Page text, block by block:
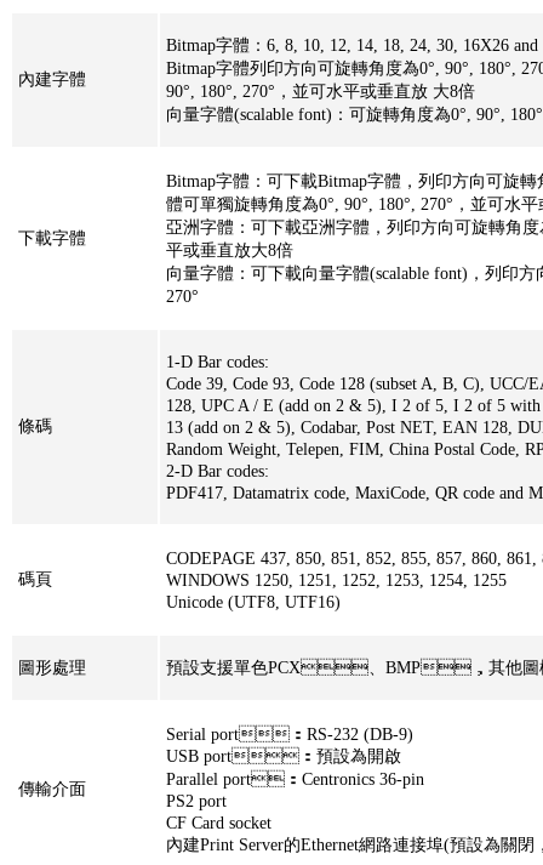
內建字體
Bitmap字體：6, 8, 10, 12, 14, 18, 24, 30, 16X26
Bitmap字體列印方向可旋轉角度為0°, 90°, 180°,
90°, 180°, 270°，並可水平或垂直放 大8倍
向量字體(scalable font)：可旋轉角度為0°, 90°,
下載字體
Bitmap字體：可下載Bitmap字體，列印方向可旋轉
體可單獨旋轉角度為0°, 90°, 180°, 270°，並可水
亞洲字體：可下載亞洲字體，列印方向可旋轉角度
平或垂直放大8倍
向量字體：可下載向量字體(scalable font)，列
270°
條碼
1-D Bar codes:
Code 39, Code 93, Code 128 (subset A, B, C),
128, UPC A / E (add on 2 & 5), I 2 of 5, I 2 of 5
13 (add on 2 & 5), Codabar, Post NET, EAN 128,
Random Weight, Telepen, FIM, China Postal Code,
2-D Bar codes:
PDF417, Datamatrix code, MaxiCode, QR code and
碼頁
CODEPAGE 437, 850, 851, 852, 855, 857, 860,
WINDOWS 1250, 1251, 1252, 1253, 1254, 1255
Unicode (UTF8, UTF16)
圖形處理 預設支援單色PCX、BMP，其他圖
傳輸介面
Serial port：RS-232 (DB-9)
USB port：預設為開啟
Parallel port：Centronics 36-pin
PS2 port
CF Card socket
內建Print Server的Ethernet網路連接埠(預設為關閉